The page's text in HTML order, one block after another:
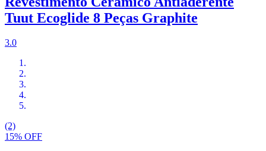
Tuut Ecoglide 8 Peças Graphite
3.0
(2)
15% OFF